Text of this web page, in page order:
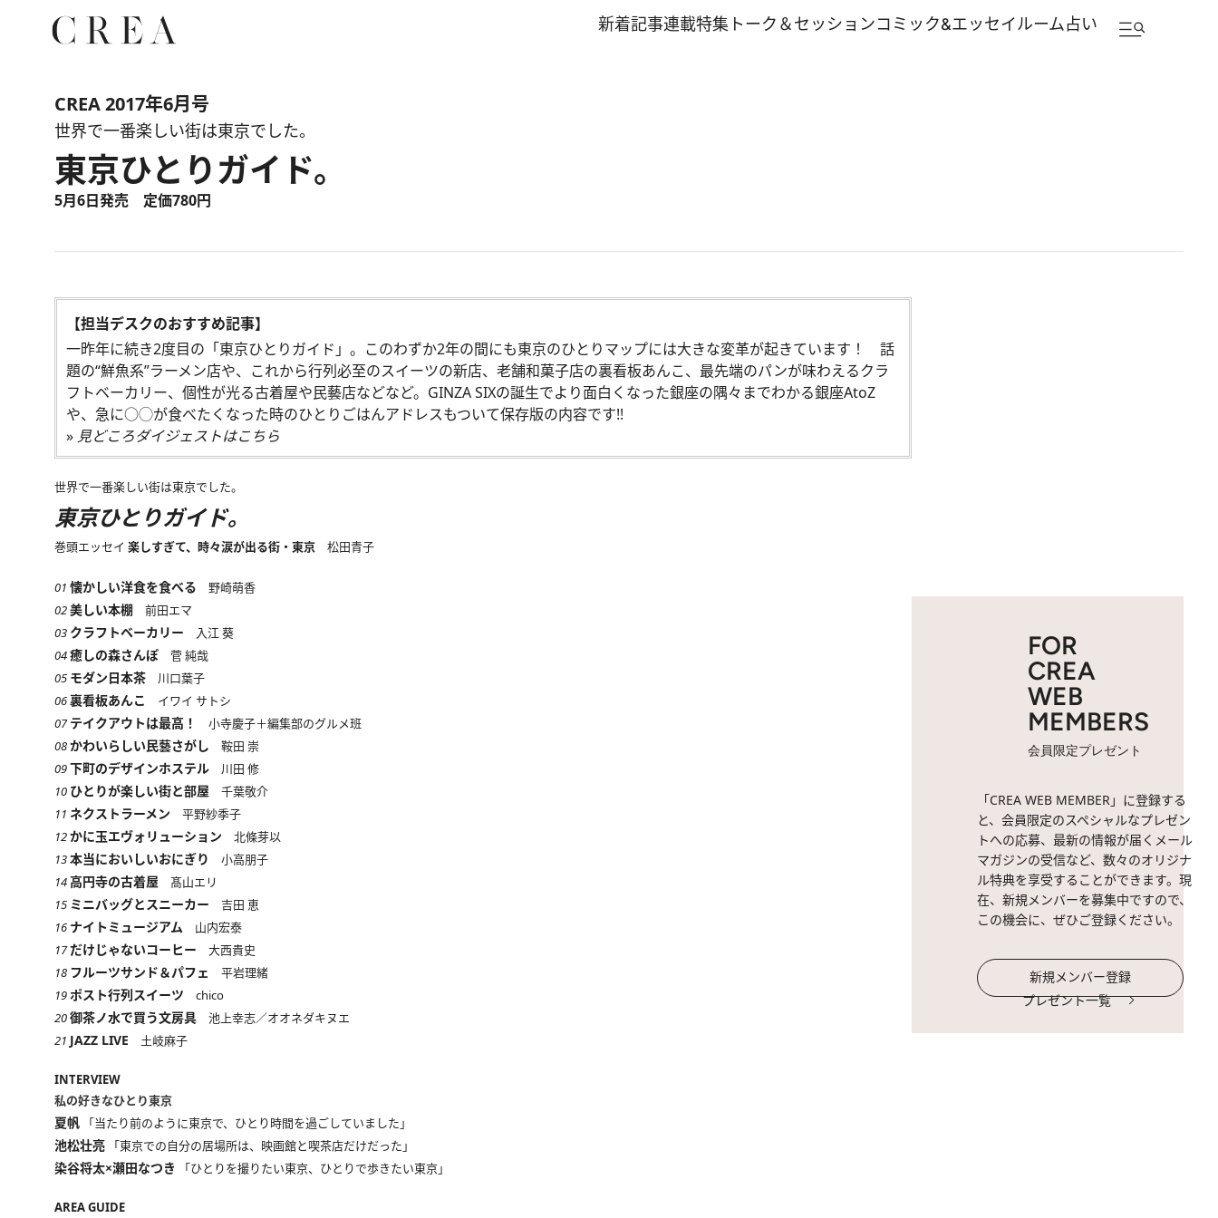
新着記事連載特集 トーク＆セッションコミック&エッセイルーム占い
CREA 2017年6月号
世界で一番楽しい街は東京でした。
東京ひとりガイド。
5月6日発売 定価780円
【担当デスクのおすすめ記事】
一昨年に続き2度目の「東京ひとりガイド」。このわずか2年の間にも東京のひとりマップには大きな変革が起きています！ 話
題の“鮮魚系”ラーメン店や、これから行列必至のスイーツの新店、老舗和菓子店の裏看板あんこ、最先端のパンが味わえるクラ
フトベーカリー、個性が光る古着屋や民藝店などなど。GINZA SIXの誕生でより面白くなった銀座の隅々までわかる銀座AtoZ
や、急に○◯が食べたくなった時のひとりごはんアドレスもついて保存版の内容です!!
» 見どころダイジェストはこちら
世界で一番楽しい街は東京でした。
東京ひとりガイド。
巻頭エッセイ 楽しすぎて、時々涙が出る街・東京 松田青子
01 懐かしい洋食を食べる 野崎萌香
02美しい本棚 前田エマ
03 クラフトベーカリー 入江 葵
04癒しの森さんぽ 菅 純哉
05 モダン日本茶 川口葉子
06裏看板あんこ
イワイ サトシ
07テイクアウトは最高！
小寺慶子＋編集部のグルメ班
08かわいらしい民藝さがし 鞍田 崇
09下町のデザインホステル 川田 修
10 ひとりが楽しい街と部屋 千葉敬介
11 ネクストラーメン 平野紗季子
12かに玉エヴォリューション 北條芽以
13本当においしいおにぎり
小高朋子
14高円寺の古着屋 髙山エリ
15 ミニバッグとスニーカー 吉田 恵
16 ナイトミュージアム 山内宏泰
17だけじゃないコーヒー 大西貴史
18 フルーツサンド＆パフェ
平岩理緒
19ポスト行列スイーツ chico
20御茶ノ水で買う文房具 池上幸志／オオネダキヌエ
21 JAZZ LIVE 土岐麻子
INTERVIEW
私の好きなひとり東京
夏帆 「当たり前のように東京で、ひとり時間を過ごしていました」
池松壮亮 「東京での自分の居場所は、映画館と喫茶店だけだった」
染谷将太×瀬田なつき 「ひとりを撮りたい東京、ひとりで歩きたい東京」
AREA GUIDE
FOR
CREA
WEB
MEMBERS
会員限定プレゼント
「CREA WEB MEMBER」に登録する
と、会員限定のスペシャルなプレゼン
トへの応募、最新の情報が届くメール
マガジンの受信など、数々のオリジナ
ル特典を享受することができます。現
在、新規メンバーを募集中ですので、
この機会に、ぜひご登録ください。
新規メンバー登録
プレゼント一覧